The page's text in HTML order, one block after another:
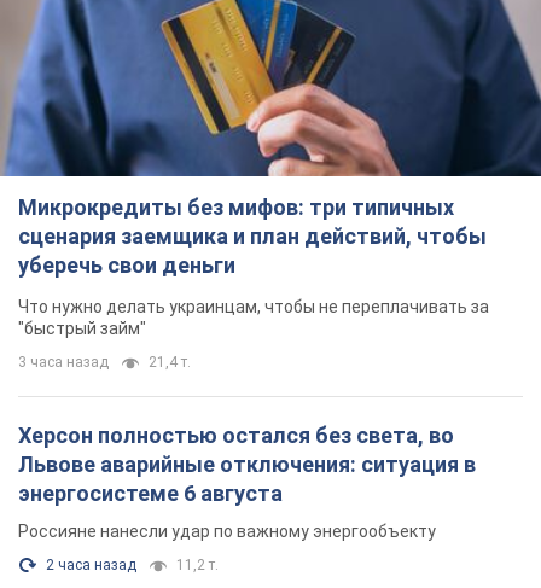
Микрокредиты без мифов: три типичных
сценария заемщика и план действий, чтобы
уберечь свои деньги
Что нужно делать украинцам, чтобы не переплачивать за
"быстрый займ"
3 часа назад 21,4 т.
Херсон полностью остался без света, во
Львове аварийные отключения: ситуация в
энергосистеме 6 августа
Россияне нанесли удар по важному энергообъекту
2 часа назад 11,2 т.